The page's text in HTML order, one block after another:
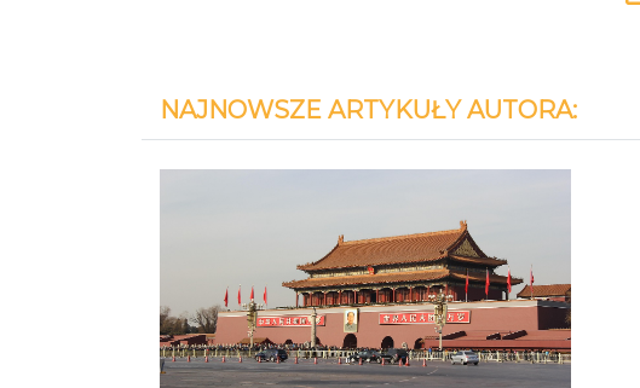
NAJNOWSZE ARTYKUŁY AUTORA: